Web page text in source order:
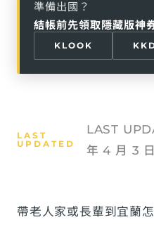
準備出國？
結帳前先領取隱藏版神
KLOOK
LAST
年 4 月 3
帶老人家或長輩到宜蘭